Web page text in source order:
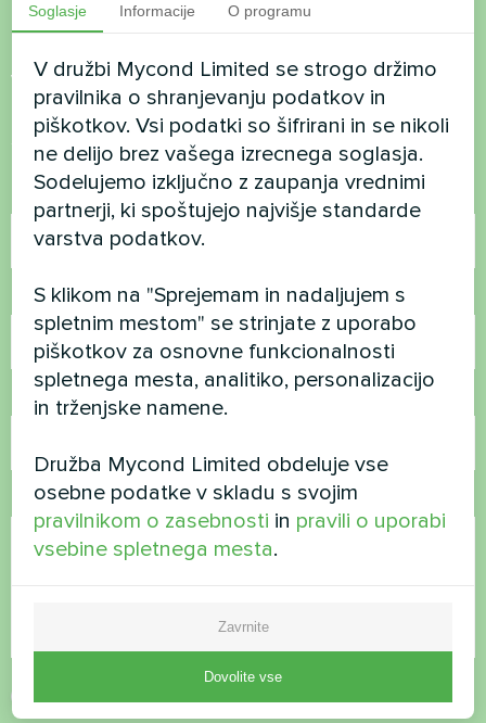
Želite kupiti ali imate
vprašanja?
Stopite v stik z nami in pomagali vam bomo
Telefonska številka
E-pošta
Komentar
Soglasje Informacije O programu
V družbi Mycond Limited se strogo držimo
pravilnika o shranjevanju podatkov in
piškotkov. Vsi podatki so šifrirani in se nikoli
ne delijo brez vašega izrecnega soglasja.
Sodelujemo izključno z zaupanja vrednimi
partnerji, ki spoštujejo najvišje standarde
varstva podatkov.
S klikom na "Sprejemam in nadaljujem s
spletnim mestom" se strinjate z uporabo
piškotkov za osnovne funkcionalnosti
spletnega mesta, analitiko, personalizacijo
in trženjske namene.
Družba Mycond Limited obdeluje vse
osebne podatke v skladu s svojim
pravilnikom o zasebnosti in pravili o uporabi
vsebine spletnega mesta.
Zavrnite
Dovolite vse